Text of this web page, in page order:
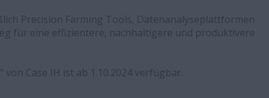
Precision Farming Tools, Datenanalyseplattformen
für eine effizientere, nachhaltigere und produktivere
Case IH ist ab 1.10.2024 verfügbar.